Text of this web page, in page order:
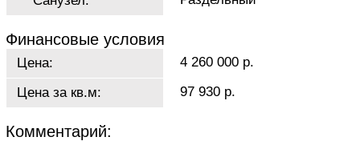
Финансовые условия
Цена:
4 260 000 р.
Цена за кв.м:
97 930 р.
Комментарий: